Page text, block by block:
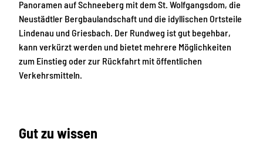
Panoramen auf Schneeberg mit dem St. Wolfgangsdom, die
Neustädtler Bergbaulandschaft und die idyllischen Ortsteile
Lindenau und Griesbach. Der Rundweg ist gut begehbar,
kann verkürzt werden und bietet mehrere Möglichkeiten
zum Einstieg oder zur Rückfahrt mit öffentlichen
Verkehrsmitteln.
Gut zu wissen